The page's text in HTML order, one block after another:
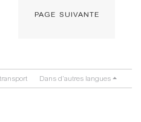
page suivante
Dans d’autres langues